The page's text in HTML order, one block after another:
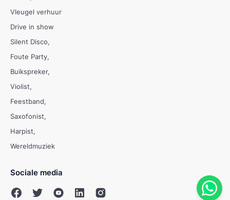
Vleugel verhuur
Drive in show
Silent Disco
Foute Party
Buikspreker
Violist
Feestband
Saxofonist
Harpist
Wereldmuziek
Sociale media